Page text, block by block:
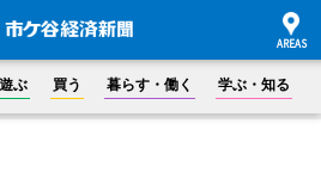
ぶ 買う 暮らす・働く 学ぶ・知る